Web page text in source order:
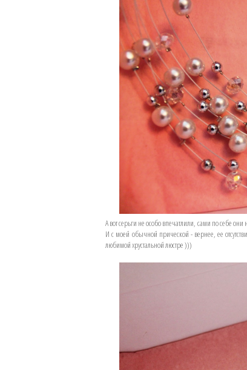
А вот серьги не особо впечатлили, сами по себе
И с моей обычной прической - вернее, ее
любимой хрустальной люстре )))